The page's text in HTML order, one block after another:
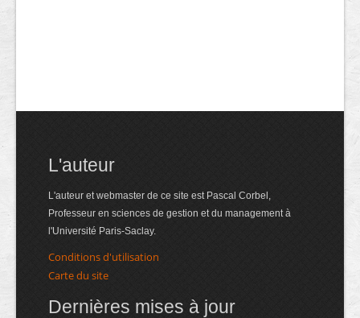
L'auteur
L'auteur et webmaster de ce site est Pascal Corbel,
Professeur en sciences de gestion et du management à
l'Université Paris-Saclay.
Conditions d'utilisation
Carte du site
Dernières mises à jour